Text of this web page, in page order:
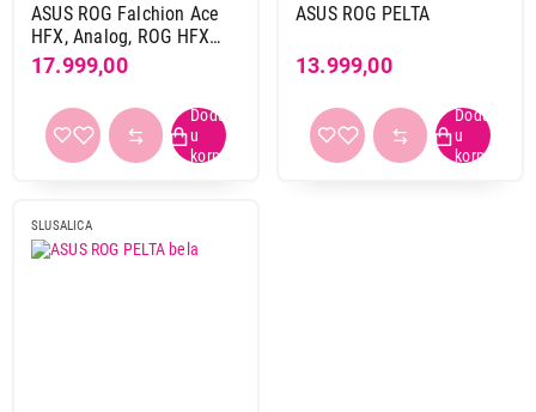
ASUS ROG Falchion Ace
HFX, Analog, ROG HFX
Magnetic, US loc
17.999,00
ASUS ROG PELTA
13.999,00
SLUSALICA